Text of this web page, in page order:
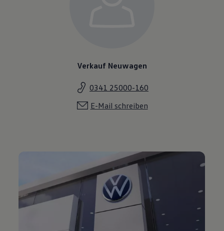
Verkauf Neuwagen
0341 25000-160
E-Mail schreiben